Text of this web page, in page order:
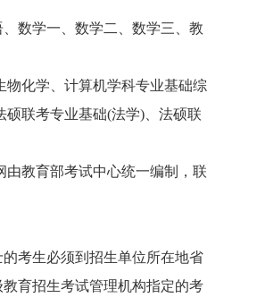
数学一、数学二、数学三、教
化学、计算机学科专业基础综
联考专业基础(法学)、法硕联
教育部考试中心统一编制，联
考生必须到招生单位所在地省
育招生考试管理机构指定的考